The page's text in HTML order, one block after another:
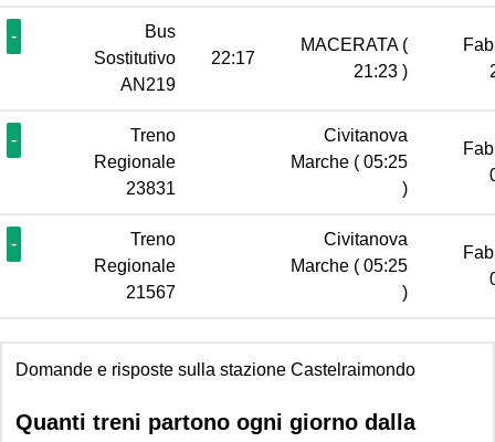
-
Bus
Sostitutivo
AN219
22:17
MACERATA (
21:23 )
-
Treno
Regionale
23831
Civitanova
Marche ( 05:25
)
-
Treno
Regionale
21567
Civitanova
Marche ( 05:25
)
Domande e risposte sulla stazione Castelraimondo
Quanti treni partono ogni giorno dalla